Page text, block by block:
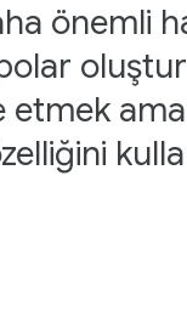
önemli
etmek